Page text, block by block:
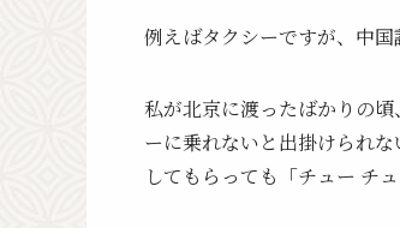
例えばタクシーですが、中
私が北京に渡ったばかりの
ーに乗れないと出掛けられ
してもらっても「チュー チ